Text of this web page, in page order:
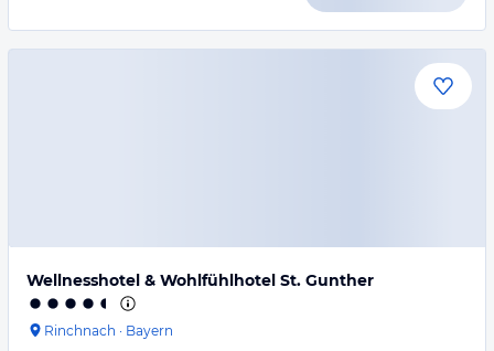
Wellnesshotel & Wohlfühlhotel St. Gunther
Rinchnach · Bayern